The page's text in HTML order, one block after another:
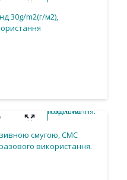
30g/m2(г/м2),
смугою, СМС
використання.